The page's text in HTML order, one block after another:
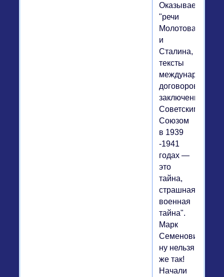
Оказывается,
"речи
Молотова
и
Сталина,
тексты
международных
договоров,
заключенных
Советским
Союзом
в 1939
-1941
годах —
это
тайна,
страшная
военная
тайна".
Марк
Семенович,
ну нельзя
же так!
Начали